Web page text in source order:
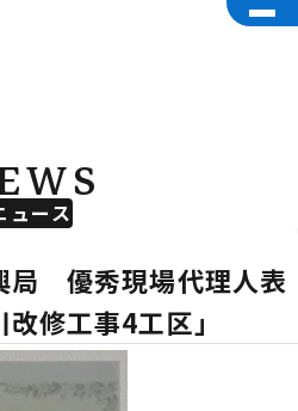
ュース
局 優秀現場代理人表
修工事4工区」